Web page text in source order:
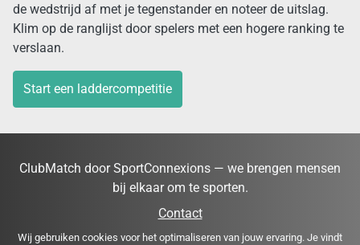
de wedstrijd af met je tegenstander en noteer de uitslag.
Klim op de ranglijst door spelers met een hogere ranking te
verslaan.
Start een laddercompetitie
ClubMatch door SportConnexions — we brengen mensen
bij elkaar om te sporten.
Contact
Wij gebruiken cookies voor het optimaliseren van jouw ervaring. Je vindt